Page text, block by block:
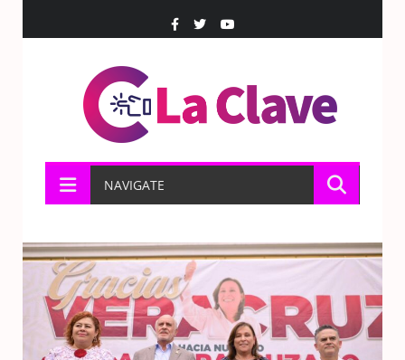
NAVIGATE